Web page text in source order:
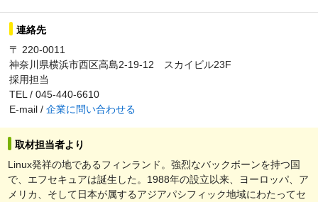
連絡先
〒 220-0011
神奈川県横浜市西区高島2-19-12 スカイビル23F
採用担当
TEL / 045-440-6610
E-mail / 企業に問い合わせる
取材担当者より
Linux発祥の地であるフィンランド。強烈なバックボーンを持つ国
で、エフセキュアは誕生した。1988年の設立以来、ヨーロッパ、ア
メリカ、そして日本が属するアジアパシフィック地域にわたってセ